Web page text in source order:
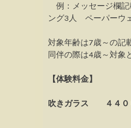
例：メッセージ欄記
ング3人 ペーパーウ
対象年齢は7歳～の記
同伴の際は4歳～対象
【体験料金】
吹きガラス ４４０